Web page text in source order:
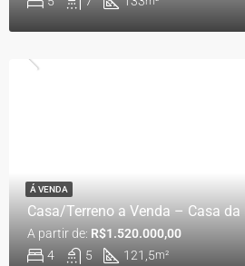
Casa/Terreno a Venda – Casa
4 5 121,5m²
A partir de: R$1.520.000,00
Á VENDA